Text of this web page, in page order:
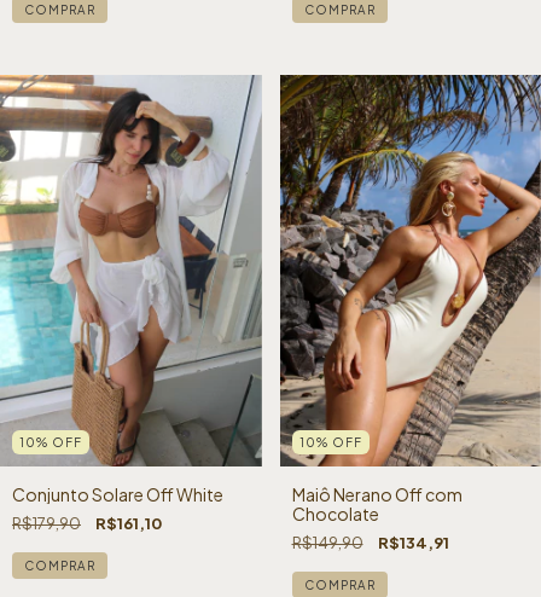
COMPRAR
10% OFF
Conjunto Solare Off White
R$179,90 R$161,10
COMPRAR
10% OFF
Maiô Nerano Off com
Chocolate
R$149,90 R$134,91
COMPRAR